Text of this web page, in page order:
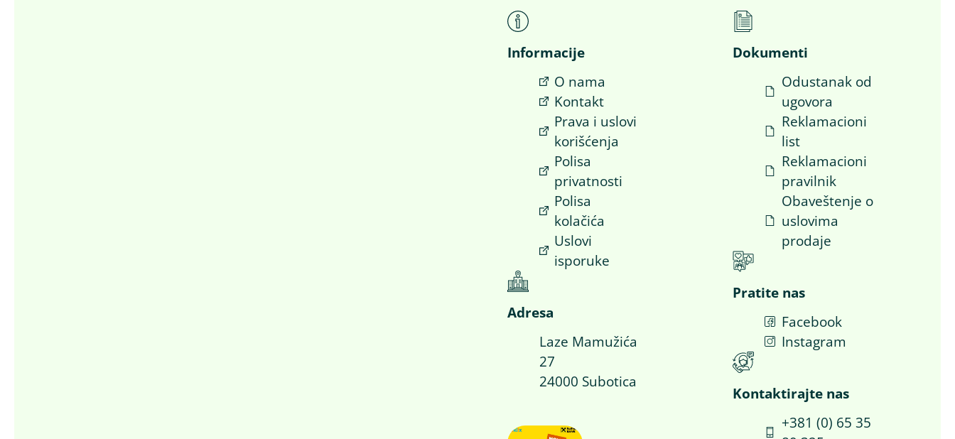
Informacije
O nama
Kontakt
Prava i uslovi
korišćenja
Polisa
privatnosti
Polisa
kolačića
Uslovi
isporuke
Adresa
Laze Mamužića
27
24000 Subotica
Dokumenti
Odustanak od
ugovora
Reklamacioni
list
Reklamacioni
pravilnik
Obaveštenje o
uslovima
prodaje
Pratite nas
Facebook
Instagram
Kontaktirajte nas​
+381 (0) 65 35